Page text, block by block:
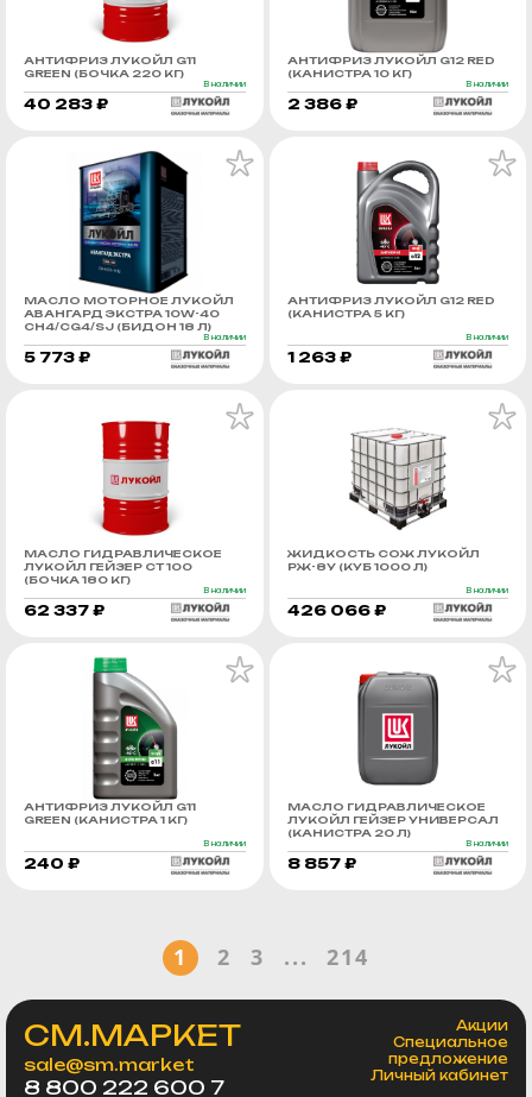
АНТИФРИЗ ЛУКОЙЛ G11
GREEN (БОЧКА 220 КГ)
В наличии
40 283 ₽
АНТИФРИЗ ЛУКОЙЛ G12 RED
(КАНИСТРА 10 КГ)
В наличии
2 386 ₽
МАСЛО МОТОРНОЕ ЛУКОЙЛ
АВАНГАРД ЭКСТРА 10W-40
CH4/CG4/SJ (БИДОН 18 Л)
В наличии
5 773 ₽
АНТИФРИЗ ЛУКОЙЛ G12 RED
(КАНИСТРА 5 КГ)
В наличии
1 263 ₽
МАСЛО ГИДРАВЛИЧЕСКОЕ
ЛУКОЙЛ ГЕЙЗЕР СТ 100
(БОЧКА 180 КГ)
В наличии
62 337 ₽
ЖИДКОСТЬ СОЖ ЛУКОЙЛ
РЖ-8У (КУБ 1000 Л)
В наличии
426 066 ₽
АНТИФРИЗ ЛУКОЙЛ G11
GREEN (КАНИСТРА 1 КГ)
В наличии
240 ₽
МАСЛО ГИДРАВЛИЧЕСКОЕ
ЛУКОЙЛ ГЕЙЗЕР УНИВЕРСАЛ
(КАНИСТРА 20 Л)
В наличии
8 857 ₽
1 2 3 ... 214
СМ.МАРКЕТ
sale@sm.market
8 800 222 600 7
Акции
Специальное
предложение
Личный кабинет